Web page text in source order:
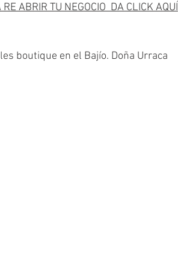
ABRIR TU NEGOCIO  DA CLICK AQUÍ
boutique en el Bajío. Doña Urraca